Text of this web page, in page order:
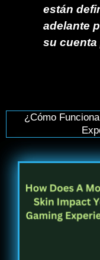
están
adelante
su
¿Cómo